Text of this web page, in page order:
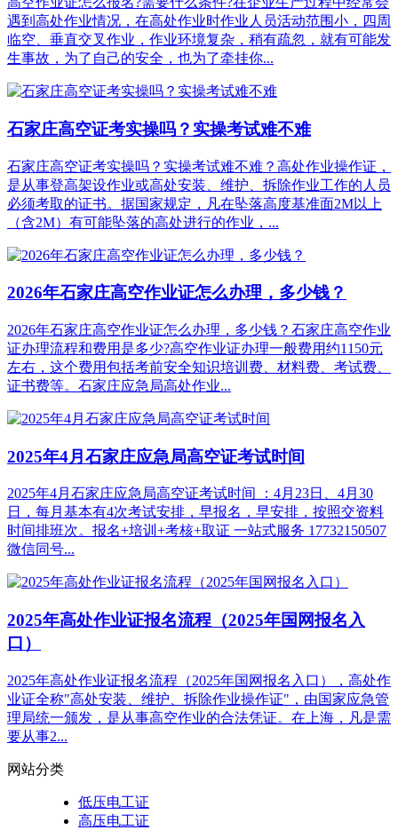
遇到高处作业情况，在高处作业时作业人员活动范围小，四周
临空、垂直交叉作业，作业环境复杂，稍有疏忽，就有可能发
生事故，为了自己的安全，也为了牵挂你...
石家庄高空证考实操吗？实操考试难不难
石家庄高空证考实操吗？实操考试难不难？高处作业操作证，
是从事登高架设作业或高处安装、维护、拆除作业工作的人员
必须考取的证书。据国家规定，凡在坠落高度基准面2M以上
（含2M）有可能坠落的高处进行的作业，...
2026年石家庄高空作业证怎么办理，多少钱？
2026年石家庄高空作业证怎么办理，多少钱？石家庄高空作业
证办理流程和费用是多少?高空作业证办理一般费用约1150元
左右，这个费用包括考前安全知识培训费、材料费、考试费、
证书费等。石家庄应急局高处作业...
2025年4月石家庄应急局高空证考试时间
2025年4月石家庄应急局高空证考试时间 ：4月23日、4月30
日，每月基本有4次考试安排，早报名，早安排，按照交资料
时间排班次。报名+培训+考核+取证 一站式服务 17732150507
微信同号...
2025年高处作业证报名流程（2025年国网报名入
口）
2025年高处作业证报名流程（2025年国网报名入口），高处作
业证全称"高处安装、维护、拆除作业操作证"，由国家应急管
理局统一颁发，是从事高空作业的合法凭证。在上海，凡是需
要从事2...
网站分类
低压电工证
高压电工证